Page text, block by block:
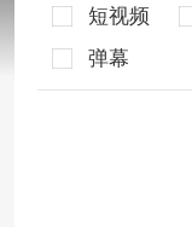
短视频
弹幕